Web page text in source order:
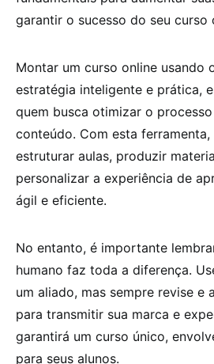
garantir o sucesso do seu curso
Montar um curso online usando
estratégia inteligente e prática,
quem busca otimizar o
conteúdo. Com esta
estruturar aulas, produzir
personalizar a experiência de
ágil e eficiente.
No entanto, é importante
humano faz toda a diferença.
um aliado, mas sempre revise e
para transmitir sua marca e
garantirá um curso único,
para seus alunos.